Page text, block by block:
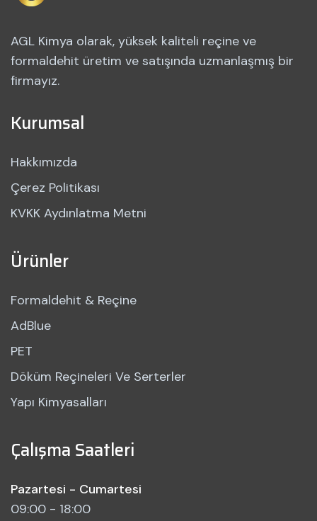
AGL Kimya olarak, yüksek kaliteli reçine ve
formaldehit üretim ve satışında uzmanlaşmış bir
firmayız.
Kurumsal
Hakkımızda
Çerez Politikası
KVKK Aydınlatma Metni
Ürünler
Formaldehit & Reçine
AdBlue
PET
Döküm Reçineleri Ve Serterler
Yapı Kimyasalları
Çalışma Saatleri
Pazartesi - Cumartesi
09:00 - 18:00